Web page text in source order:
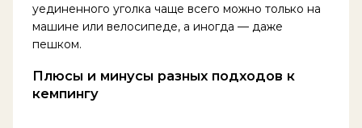
уединенного уголка чаще всего можно только на
машине или велосипеде, а иногда — даже
пешком.
Плюсы и минусы разных подходов к
кемпингу